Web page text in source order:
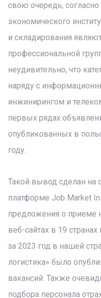
свою очередь,
экономического
и складирования
профессиональной
неудивительно, что
наряду с
инжинирингом и
первых рядах
опубликованных в
году.
Такой вывод сделан на
платформе Job Market
предложения о приеме
веб-сайтах в 19
за 2023 год в нашей
логистика» было
вакансий. Также
подбора персонала